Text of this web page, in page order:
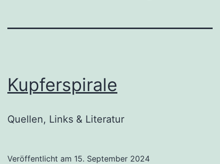
Kupferspirale
Quellen, Links & Literatur
Veröffentlicht am 15. September 2024